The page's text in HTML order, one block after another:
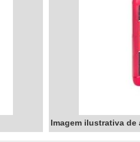
com um sanitização de resinas
em contato e solicite um
Imagem ilustrativa